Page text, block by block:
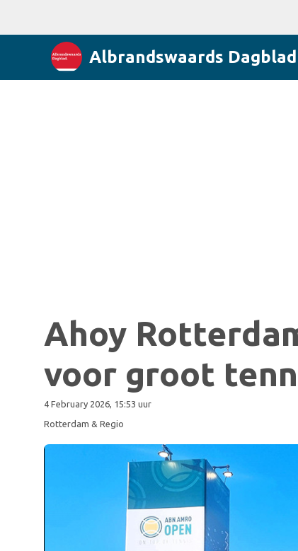
Albrandswaards Dagblad
Ahoy
voor groot
4 February 2026, 15:53 uur
Rotterdam & Regio